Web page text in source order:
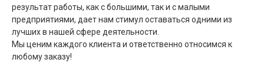
результат работы, как с большими, так и с малыми
предприятиями, дает нам стимул оставаться одними из
лучших в нашей сфере деятельности.
Мы ценим каждого клиента и ответственно относимся к
любому заказу!